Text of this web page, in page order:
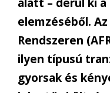
elemzéséből.
Rendszeren
ilyen típusú
gyorsak és